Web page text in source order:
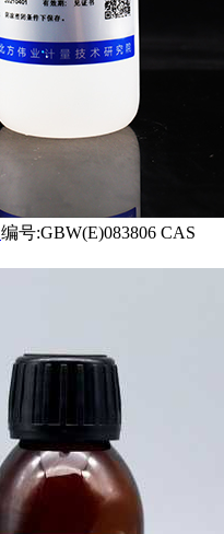
编号:GBW(E)083806 CAS